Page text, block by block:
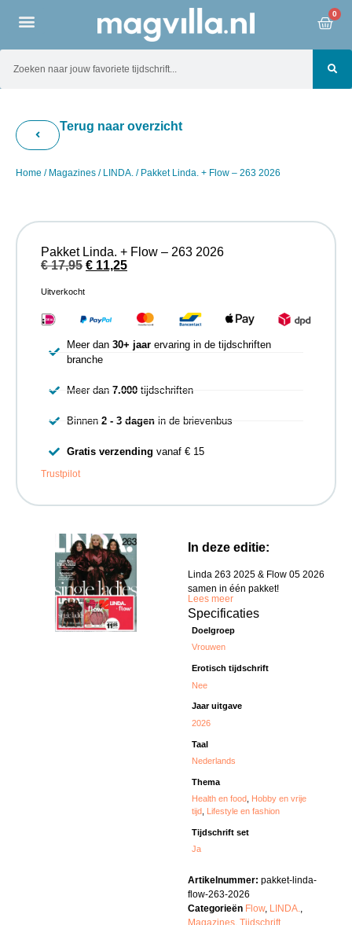
0
Terug naar overzicht
Home / Magazines / LINDA. / Pakket Linda. + Flow – 263 2026
In deze editie:
Linda 263 2025 & Flow 05 2026
samen in één pakket!
Lees meer
Specificaties
Doelgroep
Vrouwen
Erotisch tijdschrift
Nee
Jaar uitgave
2026
Taal
Nederlands
Thema
Health en food Hobby en vrije
tijd Lifestyle en fashion
Tijdschrift set
Ja
Artikelnummer: pakket-linda-
flow-263-2026
Categorieën Flow, LINDA.,
Magazines, Tijdschrift
Pakket Linda. + Flow – 263 2026
€17,95 € 11,25
Uitverkocht
Meer dan 30+ jaarervaring in de tijdschriften
branche
Meer dan 7.000tijdschriften
Binnen 2 - 3 dagenin de brievenbus
Gratis verzending vanaf € 15
Trustpilot